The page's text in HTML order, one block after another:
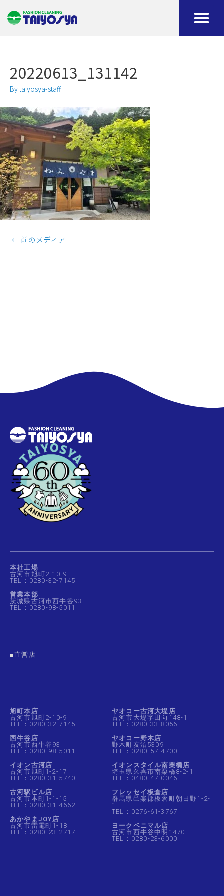
20220613_131142
Bytaiyosya-staff
← 前のメディア
本社工場
古河市旭町2-10-9
TEL：0280-32-7145
営業本部
茨城県古河市西牛谷93
TEL：0280-98-5011
■直営店
旭町本店
古河市旭町2-10-9
TEL：0280-32-7145
西牛谷店
古河市西牛谷93
TEL：0280-98-5011
イオン古河店
古河市旭町1-2-17
TEL：0280-31-5740
古河駅ビル店
古河市本町1-1-15
TEL：0280-31-4662
あかやまJOY店
古河市雷電町1-18
TEL：0280-23-2717
ヤオコー古河大堤店
古河市大堤字田向148-1
TEL：0280-33-8056
ヤオコー野木店
野木町友沼5309
TEL：0280-57-4700
イオンスタイル南栗橋店
埼玉県久喜市南栗橋8-2-1
TEL：0480-47-0046
フレッセイ板倉店
群馬県邑楽郡板倉町朝日野1-2-
1
TEL：0276-61-3767
ヨークベニマル店
古河市西牛谷中明1470
TEL：0280-23-6000